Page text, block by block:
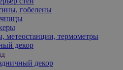
гобелены
метеостанции, термометры
декор
декор